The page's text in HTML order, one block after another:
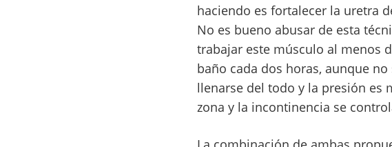
haciendo es fortalecer la uretra
No es bueno abusar de esta
trabajar este músculo al menos
baño cada dos horas, aunque
llenarse del todo y la presión es
zona y la incontinencia se